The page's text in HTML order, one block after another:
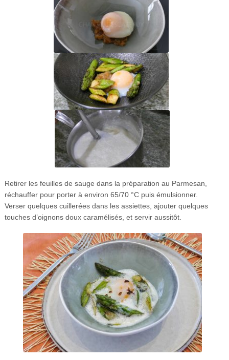
Retirer les feuilles de sauge dans la préparation au Parmesan,
réchauffer pour porter à environ 65/70 °C puis émulsionner.
Verser quelques cuillerées dans les assiettes, ajouter quelques
touches d’oignons doux caramélisés, et servir aussitôt.